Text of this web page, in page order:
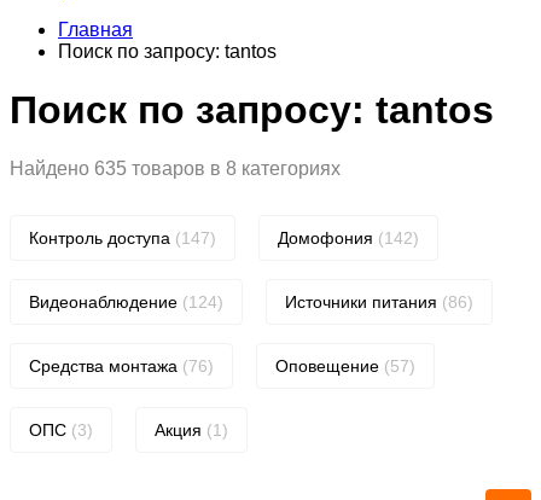
Главная
Поиск по запросу: tantos
Поиск по запросу: tantos
Найдено 635 товаров в 8 категориях
Контроль доступа (147) Домофония (142)
Видеонаблюдение (124) Источники питания (86)
Средства монтажа (76) Оповещение (57)
ОПС (3) Акция (1)